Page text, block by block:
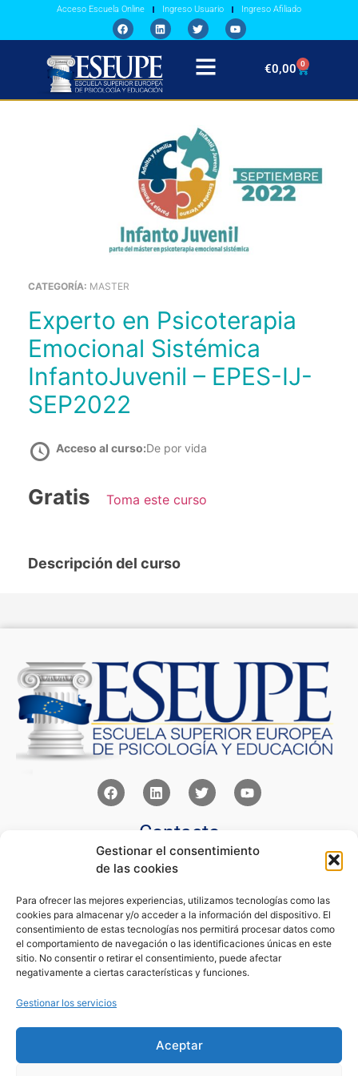
Gestionar el consentimiento
de las cookies
Para ofrecer las mejores experiencias, utilizamos tecnologías como las
cookies para almacenar y/o acceder a la información del dispositivo. El
consentimiento de estas tecnologías nos permitirá procesar datos como
el comportamiento de navegación o las identificaciones únicas en este
sitio. No consentir o retirar el consentimiento, puede afectar
negativamente a ciertas características y funciones.
Gestionar los servicios
Aceptar
Acceso Escuela Online Ingreso Usuario Ingreso Afiliado
€0,00 0
CATEGORÍA: MASTER
Experto en Psicoterapia
Emocional Sistémica
InfantoJuvenil – EPES-IJ-
SEP2022
Acceso al curso:De por vida
Gratis Toma este curso
Descripción del curso
Contacto
Av Juan XXIII 15b Pozuelo de Alarcón – Madrid
+34 91 352 77 28
Links
Norlan Digital Marketing Para Psicólogos
Psicólogos Pozuelo
Psicología Para Tod@s
Legal
Condiciones de Uso y Venta